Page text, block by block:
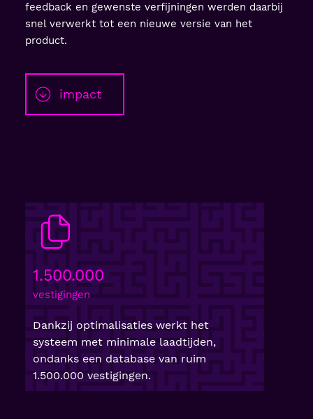
feedback en gewenste verfijningen werden daarbij
snel verwerkt tot een nieuwe versie van het
product.
impact
1.500.000
vestigingen
Dankzij optimalisaties werkt het
systeem met minimale laadtijden,
ondanks een database van ruim
1.500.000 vestigingen.